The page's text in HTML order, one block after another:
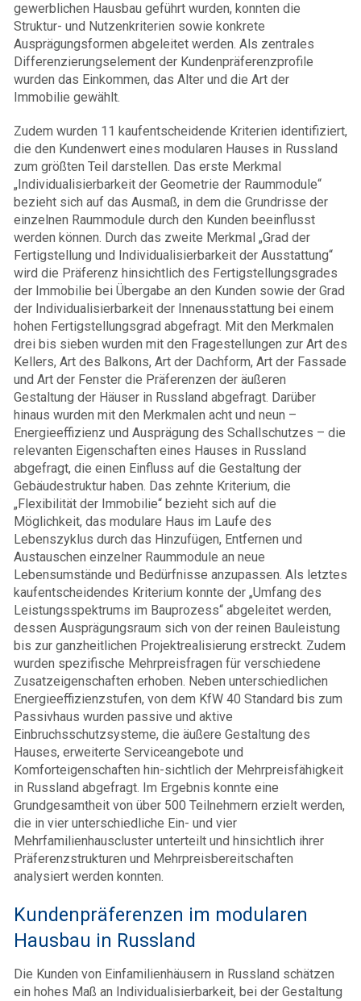
gewerblichen Hausbau geführt wurden, konnten die
Struktur- und Nutzenkriterien sowie konkrete
Ausprägungsformen abgeleitet werden. Als zentrales
Differenzierungselement der Kundenpräferenzprofile
wurden das Einkommen, das Alter und die Art der
Immobilie gewählt.
Zudem wurden 11 kaufentscheidende Kriterien identifiziert,
die den Kundenwert eines modularen Hauses in Russland
zum größten Teil darstellen. Das erste Merkmal
„Individualisierbarkeit der Geometrie der Raummodule“
bezieht sich auf das Ausmaß, in dem die Grundrisse der
einzelnen Raummodule durch den Kunden beeinflusst
werden können. Durch das zweite Merkmal „Grad der
Fertigstellung und Individualisierbarkeit der Ausstattung“
wird die Präferenz hinsichtlich des Fertigstellungsgrades
der Immobilie bei Übergabe an den Kunden sowie der Grad
der Individualisierbarkeit der Innenausstattung bei einem
hohen Fertigstellungsgrad abgefragt. Mit den Merkmalen
drei bis sieben wurden mit den Fragestellungen zur Art des
Kellers, Art des Balkons, Art der Dachform, Art der Fassade
und Art der Fenster die Präferenzen der äußeren
Gestaltung der Häuser in Russland abgefragt. Darüber
hinaus wurden mit den Merkmalen acht und neun –
Energieeffizienz und Ausprägung des Schallschutzes – die
relevanten Eigenschaften eines Hauses in Russland
abgefragt, die einen Einfluss auf die Gestaltung der
Gebäudestruktur haben. Das zehnte Kriterium, die
„Flexibilität der Immobilie“ bezieht sich auf die
Möglichkeit, das modulare Haus im Laufe des
Lebenszyklus durch das Hinzufügen, Entfernen und
Austauschen einzelner Raummodule an neue
Lebensumstände und Bedürfnisse anzupassen. Als letztes
kaufentscheidendes Kriterium konnte der „Umfang des
Leistungsspektrums im Bauprozess“ abgeleitet werden,
dessen Ausprägungsraum sich von der reinen Bauleistung
bis zur ganzheitlichen Projektrealisierung erstreckt. Zudem
wurden spezifische Mehrpreisfragen für verschiedene
Zusatzeigenschaften erhoben. Neben unterschiedlichen
Energieeffizienzstufen, von dem KfW 40 Standard bis zum
Passivhaus wurden passive und aktive
Einbruchsschutzsysteme, die äußere Gestaltung des
Hauses, erweiterte Serviceangebote und
Komforteigenschaften hin-sichtlich der Mehrpreisfähigkeit
in Russland abgefragt. Im Ergebnis konnte eine
Grundgesamtheit von über 500 Teilnehmern erzielt werden,
die in vier unterschiedliche Ein- und vier
Mehrfamilienhauscluster unterteilt und hinsichtlich ihrer
Präferenzstrukturen und Mehrpreisbereitschaften
analysiert werden konnten.
Kundenpräferenzen im modularen
Hausbau in Russland
Die Kunden von Einfamilienhäusern in Russland schätzen
ein hohes Maß an Individualisierbarkeit, bei der Gestaltung